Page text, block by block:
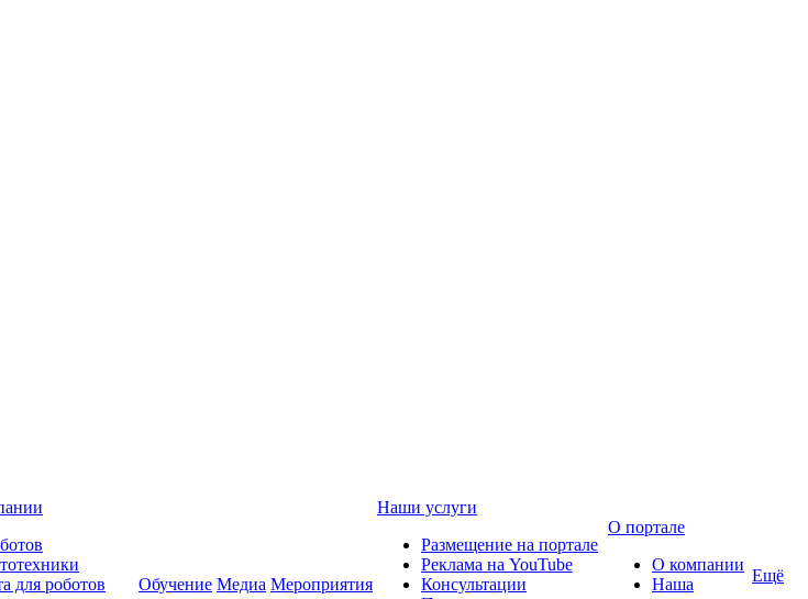
для роботов
Обучение Медиа Мероприятия
Наши услуги
Размещение на портале
Реклама на YouTube
Консультации
О портале
О компании
Наша
Ещё